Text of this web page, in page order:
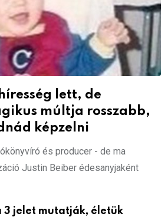
lett, de
múltja rosszabb,
képzelni
és producer - de ma
Justin Beiber édesanyjaként
3 jelet mutatják, életük